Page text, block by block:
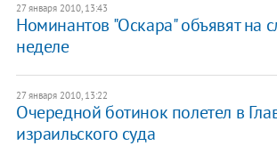
27 января 2010, 13:43
Номинантов "Оскара" объявят на
неделе
27 января 2010, 13:22
Очередной ботинок полетел в
израильского суда